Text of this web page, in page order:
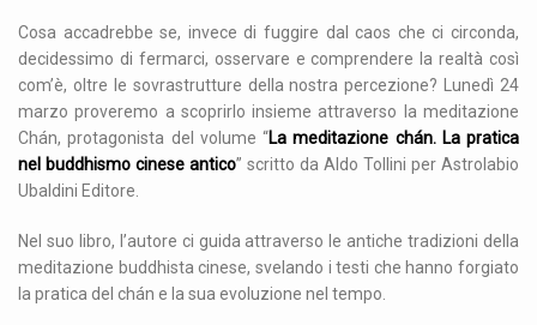
Cosa accadrebbe se, invece di fuggire dal caos che ci circonda,
decidessimo di fermarci, osservare e comprendere la realtà così
com’è, oltre le sovrastrutture della nostra percezione? Lunedì 24
marzo proveremo a scoprirlo insieme attraverso la meditazione
Chán, protagonista del volume “La meditazione chán. La pratica
nel buddhismo cinese antico” scritto da Aldo Tollini per Astrolabio
Ubaldini Editore.
Nel suo libro, l’autore ci guida attraverso le antiche tradizioni della
meditazione buddhista cinese, svelando i testi che hanno forgiato
la pratica del chán e la sua evoluzione nel tempo.